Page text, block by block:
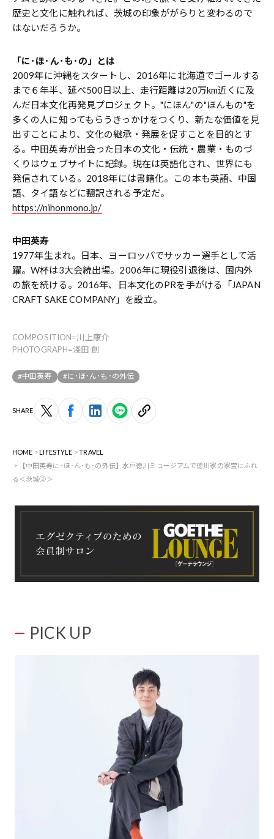
歴史と文化に触れれば、茨城の印象ががらりと変わるので
はないだろうか。
「に･ほ･ん･も･の」とは
2009年に沖縄をスタートし、2016年に北海道でゴールする
まで６年半、延べ500日以上、走行距離は20万km近くに及
んだ日本文化再発見プロジェクト。"にほん"の"ほんもの"を
多くの人に知ってもらうきっかけをつくり、新たな価値を見
出すことにより、文化の継承・発展を促すことを目的とす
る。中田英寿が出会った日本の文化・伝統・農業・ものづ
くりはウェブサイトに記録。現在は英語化され、世界にも
発信されている。2018年には書籍化。この本も英語、中国
語、タイ語などに翻訳される予定だ。
https://nihonmono.jp/
中田英寿
1977年生まれ。日本、ヨーロッパでサッカー選手として活
躍。W杯は3大会続出場。2006年に現役引退後は、国内外
の旅を続ける。2016年、日本文化のPRを手がける「JAPAN
CRAFT SAKE COMPANY」を設立。
COMPOSITION=川上康介
PHOTOGRAPH=淺田 創
#中田英寿 #に･ほ･ん･も･の外伝
SHARE
HOME LIFESTYLE
TRAVEL
【中田英寿に･ほ･ん･も･の外伝】水戸徳川ミュージアムで徳川家の家宝にふれ
る＜茨城②＞
PICK UP